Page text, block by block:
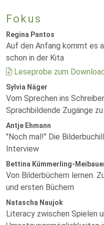
Fokus
Regina Pantos
Auf den Anfang kommt es
schon in der Kita
Leseprobe zum
Sylvia Näger
Vom Sprechen ins
Sprachbildende Zugänge
Antje Ehmann
"Noch mal!" Die
Interview
Bettina Kümmerling-
Von Bilderbüchern lernen.
und ersten Büchern
Natascha Naujok
Literacy zwischen Spielen